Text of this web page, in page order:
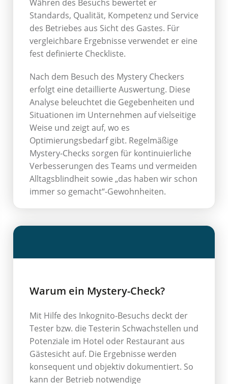
Währen des Besuchs bewertet er
Standards, Qualität, Kompetenz und Service
des Betriebes aus Sicht des Gastes. Für
vergleichbare Ergebnisse verwendet er eine
fest definierte Checkliste.
Nach dem Besuch des Mystery Checkers
erfolgt eine detaillierte Auswertung. Diese
Analyse beleuchtet die Gegebenheiten und
Situationen im Unternehmen auf vielseitige
Weise und zeigt auf, wo es
Optimierungsbedarf gibt. Regelmäßige
Mystery-Checks sorgen für kontinuierliche
Verbesserungen des Teams und vermeiden
Alltagsblindheit sowie „das haben wir schon
immer so gemacht“-Gewohnheiten.
Warum ein Mystery-Check?
Mit Hilfe des Inkognito-Besuchs deckt der
Tester bzw. die Testerin Schwachstel­len und
Potenzia­le im Hotel oder Restaurant aus
Gästesicht auf. Die Ergebnis­se werden
konsequent und objektiv dokumentiert. So
kann der Betrieb notwendige